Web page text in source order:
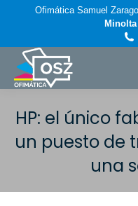
Ofimática Samuel
Minolta
HP: el único
un puesto de
una